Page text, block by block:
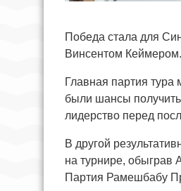
Победа стала для
Винсентом
Главная партия
были шансы
лидерство перед
В другой
на турнире, обыграв
Партия Рамешбабу